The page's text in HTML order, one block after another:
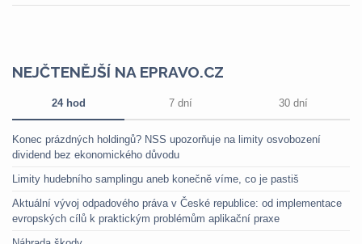
NEJČTENĚJŠÍ NA EPRAVO.CZ
24 hod 7 dní 30 dní
Konec prázdných holdingů? NSS upozorňuje na limity osvobození
dividend bez ekonomického důvodu
Limity hudebního samplingu aneb konečně víme, co je pastiš
Aktuální vývoj odpadového práva v České republice: od implementace
evropských cílů k praktickým problémům aplikační praxe